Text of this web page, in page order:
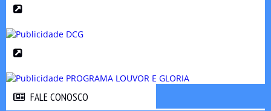
FALE CONOSCO